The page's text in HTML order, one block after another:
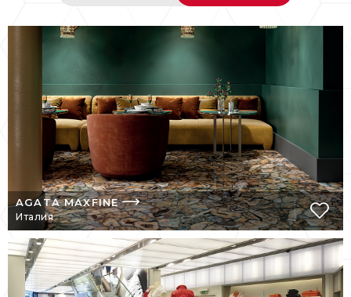
качеству материалов, типично
технических и эстетических результатов.
Разнообразие коллекций, форматов
позволяет использовать керамическую
продукцию как для жилых интерьеров, так
и для глобальных архитектурных
инсталляций.
ПРЕИМУЩЕСТВА
ИТАЛЬЯНСКИХ ТОВАРОВ
FMG
AGATA MAXFINE
Италия